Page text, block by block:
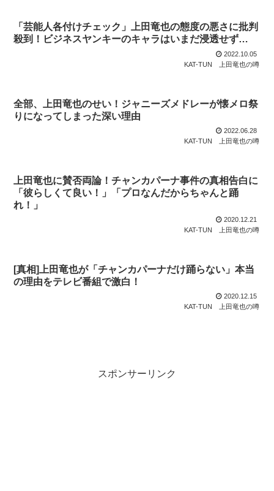
「芸能人各付けチェック」上田竜也の態度の悪さに批判
殺到！ビジネスヤンキーのキャラはいまだ浸透せず…
2022.10.05
KAT-TUN
上田竜也の噂
全部、上田竜也のせい！ジャニーズメドレーが懐メロ祭
りになってしまった深い理由
2022.06.28
KAT-TUN
上田竜也の噂
上田竜也に賛否両論！チャンカパーナ事件の真相告白に
「彼らしくて良い！」「プロなんだからちゃんと踊
れ！」
2020.12.21
KAT-TUN
上田竜也の噂
[真相]上田竜也が「チャンカパーナだけ踊らない」本当
の理由をテレビ番組で激白！
2020.12.15
KAT-TUN
上田竜也の噂
スポンサーリンク